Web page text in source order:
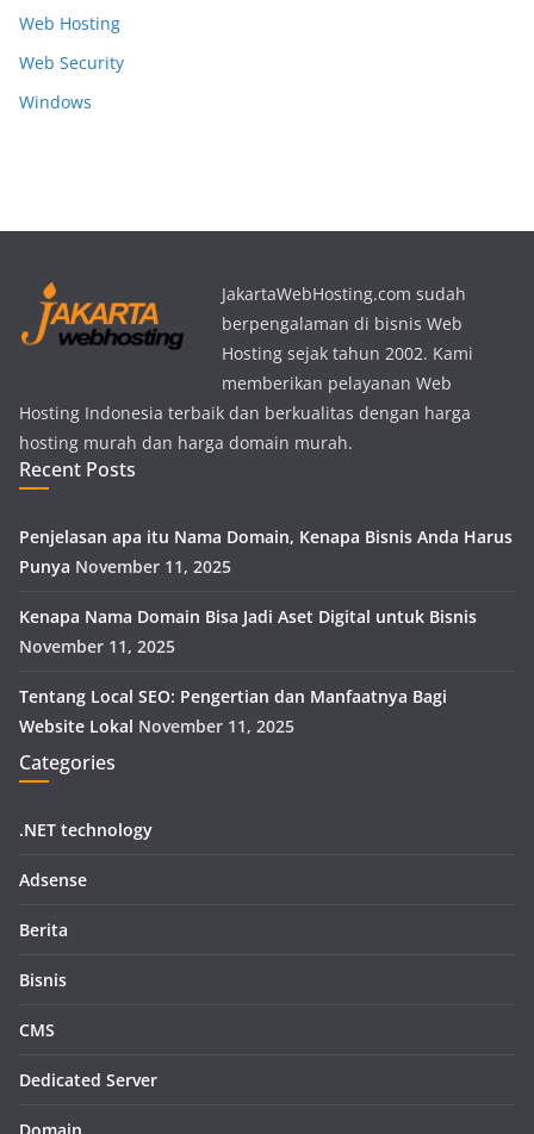
Web Hosting
Web Security
Windows
JakartaWebHosting.com sudah
berpengalaman di bisnis Web
Hosting sejak tahun 2002. Kami
memberikan pelayanan Web
Hosting Indonesia terbaik dan berkualitas dengan harga
hosting murah dan harga domain murah.
Recent Posts
Penjelasan apa itu Nama Domain, Kenapa Bisnis Anda Harus
Punya November 11, 2025
Kenapa Nama Domain Bisa Jadi Aset Digital untuk Bisnis
November 11, 2025
Tentang Local SEO: Pengertian dan Manfaatnya Bagi
Website Lokal November 11, 2025
Categories
.NET technology
Adsense
Berita
Bisnis
CMS
Dedicated Server